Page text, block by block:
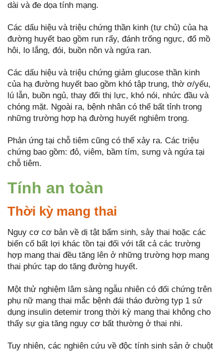
dài và đe dọa tính mạng.
Các dấu hiệu và triệu chứng thần kinh (tự chủ) của hạ
đường huyết bao gồm run rẩy, đánh trống ngực, đổ mồ
hôi, lo lắng, đói, buồn nôn và ngứa ran.
Các dấu hiệu và triệu chứng giảm glucose thần kinh
của hạ đường huyết bao gồm khó tập trung, thờ ơ/yếu,
lú lẫn, buồn ngủ, thay đổi thị lực, khó nói, nhức đầu và
chóng mặt. Ngoài ra, bệnh nhân có thể bất tỉnh trong
những trường hợp hạ đường huyết nghiêm trọng.
Phản ứng tại chỗ tiêm cũng có thể xảy ra. Các triệu
chứng bao gồm: đỏ, viêm, bầm tím, sưng và ngứa tại
chỗ tiêm.
Tính an toàn
Thời kỳ mang thai
Nguy cơ cơ bản về dị tật bẩm sinh, sảy thai hoặc các
biến cố bất lợi khác tồn tại đối với tất cả các trường
hợp mang thai đều tăng lên ở những trường hợp mang
thai phức tạp do tăng đường huyết.
Một thử nghiệm lâm sàng ngẫu nhiên có đối chứng trên
phụ nữ mang thai mắc bệnh đái tháo đường typ 1 sử
dụng insulin detemir trong thời kỳ mang thai không cho
thấy sự gia tăng nguy cơ bất thường ở thai nhi.
Tuy nhiên, các nghiên cứu về độc tính sinh sản ở chuột